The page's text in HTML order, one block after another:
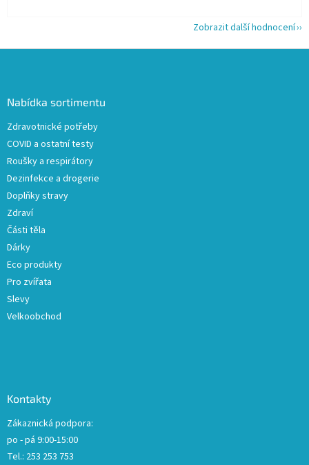
Zobrazit další hodnocení
Nabídka sortimentu
Zdravotnické potřeby
COVID a ostatní testy
Roušky a respirátory
Dezinfekce a drogerie
Doplňky stravy
Zdraví
Části těla
Dárky
Eco produkty
Pro zvířata
Slevy
Velkoobchod
Kontakty
Zákaznická podpora:
po - pá 9:00-15:00
Tel.: 253 253 753